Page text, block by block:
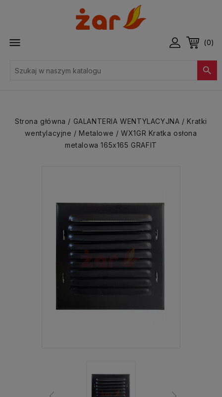
 (0)

Strona główna GALANTERIA WENTYLACYJNA
Kratki
wentylacyjne
Metalowe
WX1GR Kratka osłona
metalowa 165x165 GRAFIT